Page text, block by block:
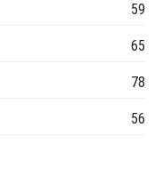
59
65
78
56